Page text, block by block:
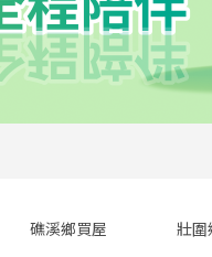
礁溪鄉買屋 壯圍